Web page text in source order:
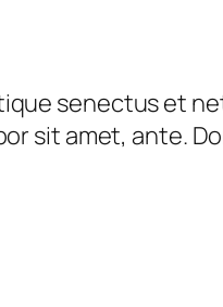
senectus et
sit amet, ante.